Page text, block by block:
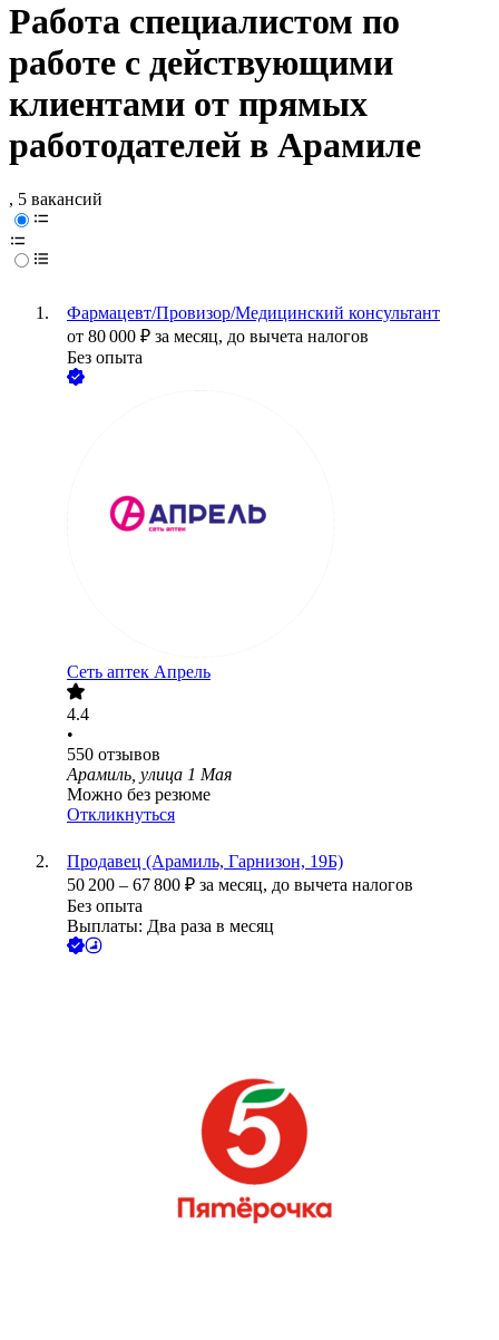
Работа специалистом по
работе с действующими
клиентами от прямых
работодателей в Арамиле
, 5 вакансий
Фармацевт/Провизор/Медицинский консультант
от 80 000 ₽ за месяц, до вычета налогов
Без опыта
Сеть аптек Апрель
4.4
•
550 отзывов
Арамиль, улица 1 Мая
Можно без резюме
Откликнуться
Продавец (Арамиль, Гарнизон, 19Б)
50 200 – 67 800 ₽ за месяц, до вычета налогов
Без опыта
Выплаты: Два раза в месяц